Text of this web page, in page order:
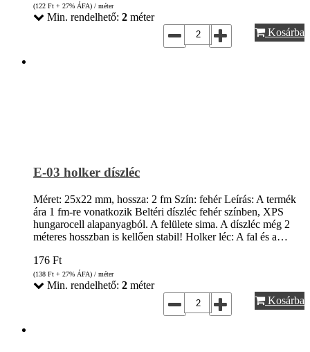
(122 Ft + 27% ÁFA) / méter
Min. rendelhető: 2 méter
Kosárba
E-03 holker díszléc
Méret: 25x22 mm, hossza: 2 fm Szín: fehér Leírás: A termék
ára 1 fm-re vonatkozik Beltéri díszléc fehér színben, XPS
hungarocell alapanyagból. A felülete sima. A díszléc még 2
méteres hosszban is kellően stabil! Holker léc: A fal és a…
176 Ft
(138 Ft + 27% ÁFA) / méter
Min. rendelhető: 2 méter
Kosárba